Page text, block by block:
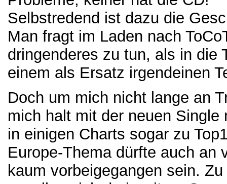
Selbstredend ist dazu die
Man fragt im Laden nach
dringenderes zu tun, als in die
einem als Ersatz irgendeinen
Doch um mich nicht lange an
mich halt mit der neuen
in einigen Charts sogar zu
Europe-Thema dürfte auch an
kaum vorbeigegangen sein.